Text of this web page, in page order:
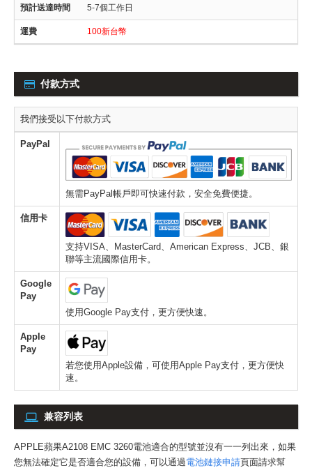
5-7個工作日
100新台幣
付款方式
我們接受以下付款方式
PayPal
無需PayPal帳戶即可快速付款，安全免費便捷。
信用卡
支持VISA、MasterCard、American Express、JCB、銀
聯等主流國際信用卡。
Google
Pay
使用Google Pay支付，更方便快速。
Apple
Pay
若您使用Apple設備，可使用Apple Pay支付，更方便快
速。
兼容列表
APPLE蘋果A2108 EMC 3260電池適合的型號並沒有一一列出來，如果
您無法確定它是否適合您的設備，可以通過電池鏈接申請頁面請求幫